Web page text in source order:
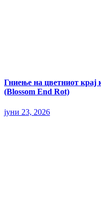
Гниење на цветниот крај
(Blossom End Rot)
јуни 23, 2026